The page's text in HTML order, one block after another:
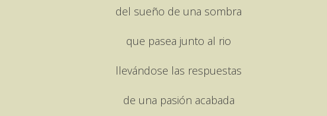
del sueño de una sombra
que pasea junto al rio
llevándose las respuestas
de una pasión acabada